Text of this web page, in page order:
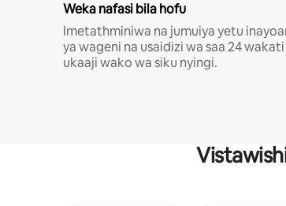
Weka nafasi bila hofu
Imetathminiwa na jumuiya yetu
ya wageni na usaidizi wa saa 24
ukaaji wako wa siku nyingi.